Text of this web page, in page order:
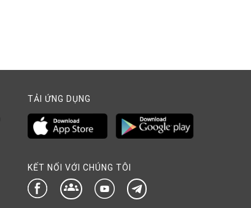
TẢI ỨNG DỤNG
KẾT NỐI VỚI CHÚNG TÔI
groups